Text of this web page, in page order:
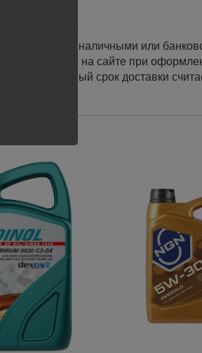
наличными или
а также на сайте при
сайте указанный срок доставки